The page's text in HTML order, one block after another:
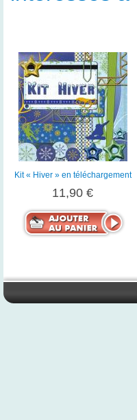
Kit « Hiver » en téléchargement
11,90 €